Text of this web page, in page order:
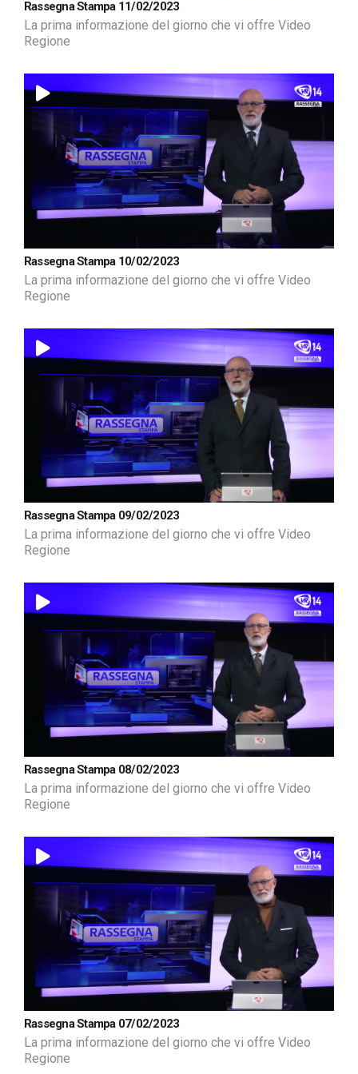
Rassegna Stampa 11/02/2023
La prima informazione del giorno che vi offre Video
Regione
Rassegna Stampa 10/02/2023
La prima informazione del giorno che vi offre Video
Regione
Rassegna Stampa 09/02/2023
La prima informazione del giorno che vi offre Video
Regione
Rassegna Stampa 08/02/2023
La prima informazione del giorno che vi offre Video
Regione
Rassegna Stampa 07/02/2023
La prima informazione del giorno che vi offre Video
Regione